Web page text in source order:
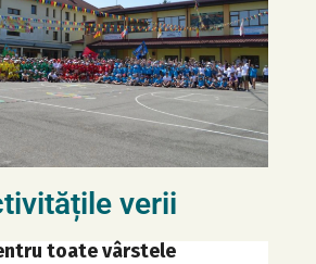
verii
toate vârstele